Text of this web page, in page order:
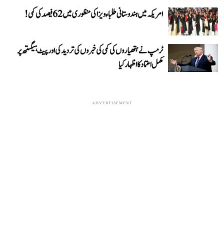
امریکہ میں ہندوستانی طلباء ویزا کی منظوری میں 62 فیصد کی کمی!
ٹرمپ نے ہتھیاروں کی کمی کی خبروں کی تردید کی اور پیٹ ہیگستھ پر
مکمل اعتماد کا اظہار کیا
ADVERTISEMENT